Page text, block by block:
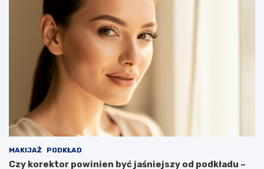
MAKIJAŻ PODKŁAD
Czy korektor powinien być jaśniejszy od podkładu –